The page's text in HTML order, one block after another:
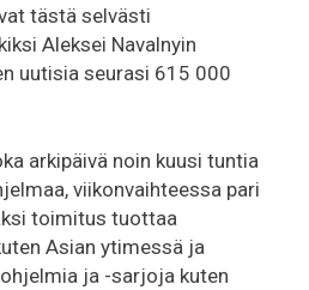
tästä selvästi
Aleksei Navalnyin
uutisia seurasi 615 000
arkipäivä noin kuusi tuntia
viikonvaihteessa pari
toimitus tuottaa
Asian ytimessä ja
ja -sarjoja kuten